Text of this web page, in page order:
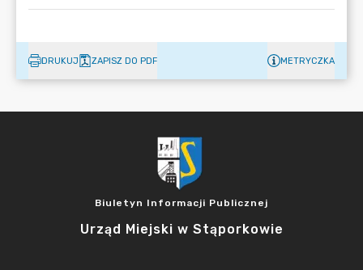
DRUKUJ ZAPISZ DO PDF METRYCZKA
Biuletyn Informacji Publicznej
Urząd Miejski w Stąporkowie